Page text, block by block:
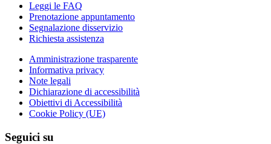
Leggi le FAQ
Prenotazione appuntamento
Segnalazione disservizio
Richiesta assistenza
Amministrazione trasparente
Informativa privacy
Note legali
Dichiarazione di accessibilità
Obiettivi di Accessibilità
Cookie Policy (UE)
Seguici su